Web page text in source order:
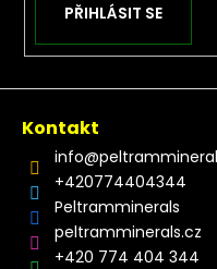
PŘIHLÁSIT SE
Kontakt
info@
+420774404344
Peltramminerals
peltramminerals.cz
+420 774 404 344